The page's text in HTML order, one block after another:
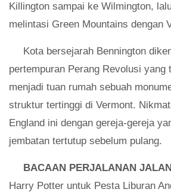
Killington sampai ke Wilmington,
melintasi Green Mountains dengan
Kota bersejarah Bennington
pertempuran Perang Revolusi yang
menjadi tuan rumah sebuah
struktur tertinggi di Vermont.
England ini dengan gereja-gereja
jembatan tertutup sebelum pulang.
BACAAN PERJALANAN
Harry Potter untuk Pesta Liburan